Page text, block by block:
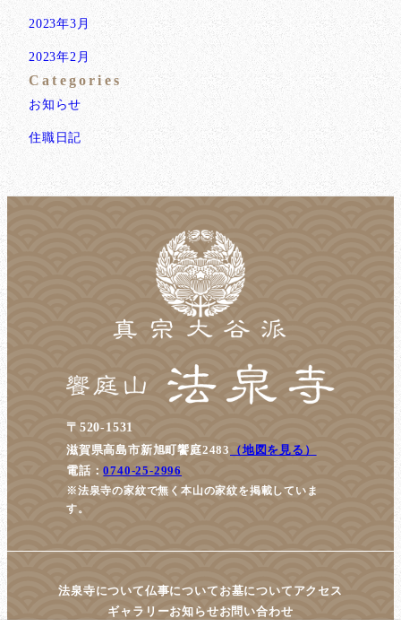
2023年3月
2023年2月
Categories
お知らせ
住職日記
〒520-1531
滋賀県高島市新旭町饗庭2483
（地図を見る）
電話：0740-25-2996
※法泉寺の家紋で無く本山の家紋を掲載していま
す。
法泉寺について仏事について お墓について アクセス
ギャラリーお知らせお問い合わせ